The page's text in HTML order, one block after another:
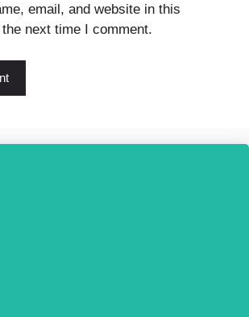
email, and website in this
next time I comment.